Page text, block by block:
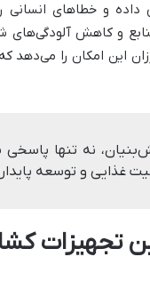
داده و خطاهای
و کاهش
این امکان را
نه تنها
غذایی و توسعه
تجهیزات